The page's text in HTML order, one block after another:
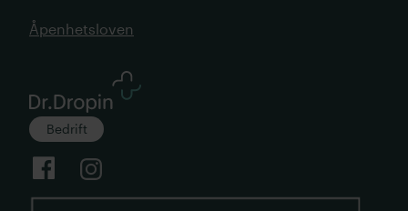
Bedrift
Åpenhetsloven